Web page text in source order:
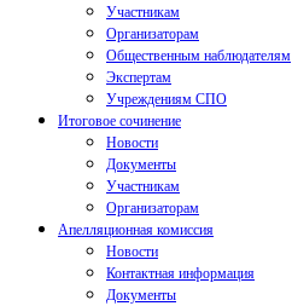
Участникам
Организаторам
Общественным наблюдателям
Экспертам
Учреждениям СПО
Итоговое сочинение
Новости
Документы
Участникам
Организаторам
Апелляционная комиссия
Новости
Контактная информация
Документы